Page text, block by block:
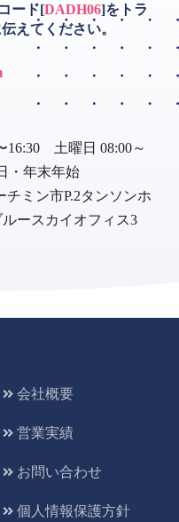
ード[DADH06]をトラ
えてください。
土曜日 08:00～
・年末年始
ミン市P.2タンソンホ
ースカイオフィス3
会社概要
営業実績
お問い合わせ
個人情報保護方針